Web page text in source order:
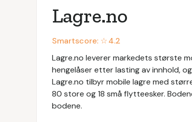
Lagre.no
Smartscore: ☆4.2
Lagre.no leverer markedets største
hengelåser etter lasting av innhold,
Lagre.no tilbyr mobile lagre med
80 store og 18 små flytteesker.
bodene.